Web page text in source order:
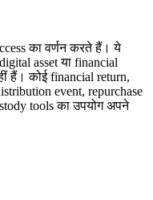
का वर्णन करते हैं। ये
asset या financial
हैं। कोई financial return,
event, repurchase
tools का उपयोग अपने